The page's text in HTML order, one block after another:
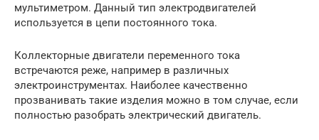
мультиметром. Данный тип электродвигателей
используется в цепи постоянного тока.
Коллекторные двигатели переменного тока
встречаются реже, например в различных
электроинструментах. Наиболее качественно
прозванивать такие изделия можно в том случае, если
полностью разобрать электрический двигатель.